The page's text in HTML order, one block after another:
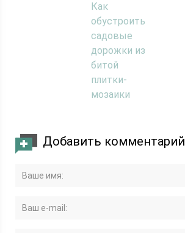
Как
обустроить
садовые
дорожки из
битой
плитки-
мозаики
Добавить комментарий